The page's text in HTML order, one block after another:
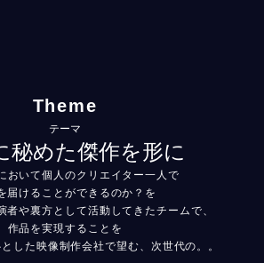
Theme
テーマ
秘めた傑作を形に
おいて個人のクリエイター一人で
届けることができるのか？を
者や裏方として活動してきたチームで、
作品を実現することを
した映像制作会社で望む、次世代の。。